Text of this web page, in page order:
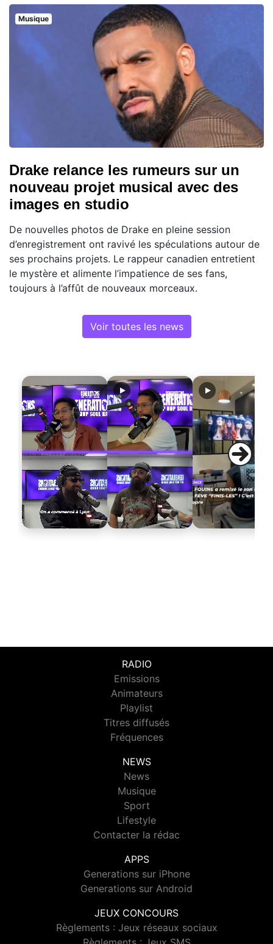
Musique
Drake relance les rumeurs sur un
nouveau projet musical avec des
images en studio
De nouvelles photos de Drake en pleine session
d’enregistrement ont ravivé les spéculations autour de
ses prochains projets. Le rappeur canadien entretient
le mystère et alimente l’impatience de ses fans,
toujours à l’affût de nouveaux morceaux.
Voir toutes les news
RADIO
Emissions
Animateurs
Playlist
Titres diffusés
Fréquences
NEWS
News
Musique
Sport
Lifestyle
Contacter la rédac
APPS
Generations sur iPhone
Generations sur Android
JEUX CONCOURS
Règlements : Jeux réseaux sociaux